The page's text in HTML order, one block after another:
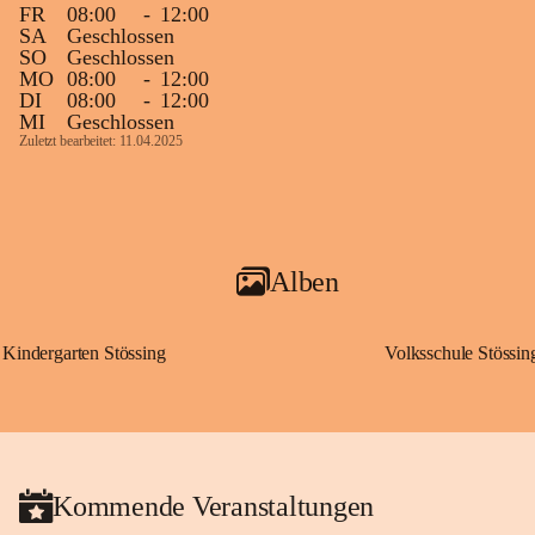
FR
08:00 - 12:00
SA
Geschlossen
SO
Geschlossen
MO 08:00 - 12:00
DI
08:00 - 12:00
MI
Geschlossen
Zuletzt bearbeitet: 11.04.2025
Alben
Kindergarten Stössing Volksschule
Kommende Veranstaltungen